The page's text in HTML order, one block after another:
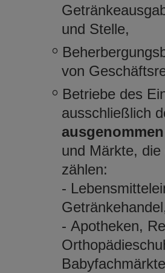
und Stelle,
von
Betriebe des
ausschließlich
und Märkte,
zählen:
-
- Apotheken,